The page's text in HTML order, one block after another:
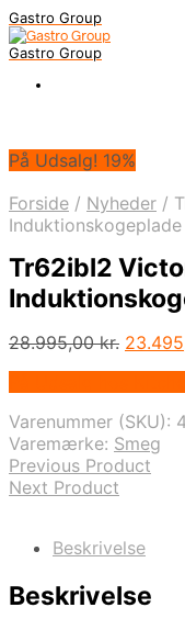
Gastro Group
Gastro Group
På Udsalg! 19%
Forside / Nyheder /
Tr62ibl2
28.995,00kr. Den
Varenummer (SKU):
Varemærke: Smeg
Previous Product
Next Product
Beskrivelse
Beskrivelse